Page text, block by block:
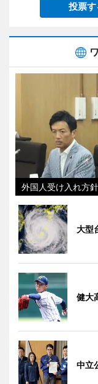
投票す
外国人受け入れ方
大型
健大
中立